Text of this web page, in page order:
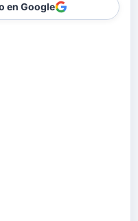
en Google